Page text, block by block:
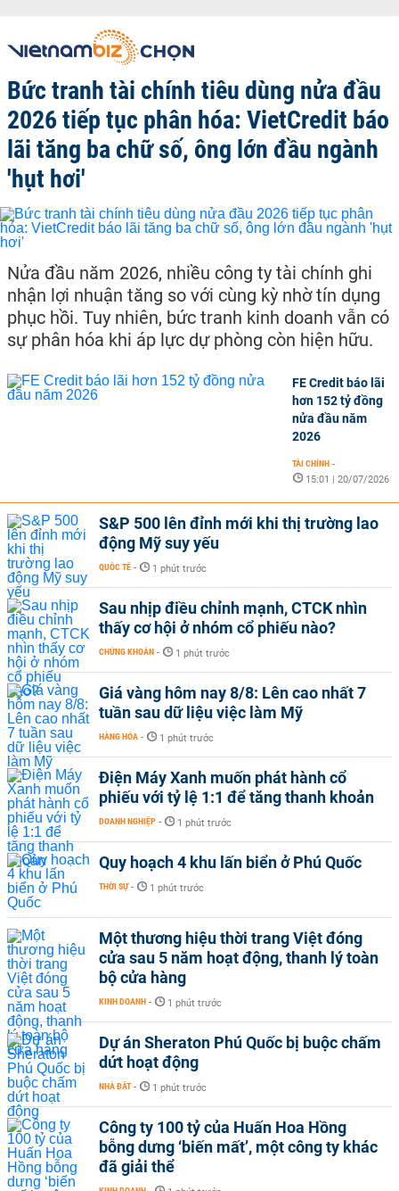
Bức tranh tài chính tiêu dùng nửa đầu
2026 tiếp tục phân hóa: VietCredit báo
lãi tăng ba chữ số, ông lớn đầu ngành
'hụt hơi'
Nửa đầu năm 2026, nhiều công ty tài chính ghi
nhận lợi nhuận tăng so với cùng kỳ nhờ tín dụng
phục hồi. Tuy nhiên, bức tranh kinh doanh vẫn có
sự phân hóa khi áp lực dự phòng còn hiện hữu.
FE Credit báo lãi
hơn 152 tỷ đồng
nửa đầu năm
2026
TÀI CHÍNH -
15:01 | 20/07/2026
S&P 500 lên đỉnh mới khi thị trường lao
động Mỹ suy yếu
QUỐC TẾ - 1 phút trước
Sau nhịp điều chỉnh mạnh, CTCK nhìn
thấy cơ hội ở nhóm cổ phiếu nào?
CHỨNG KHOÁN - 1 phút trước
Giá vàng hôm nay 8/8: Lên cao nhất 7
tuần sau dữ liệu việc làm Mỹ
HÀNG HÓA - 1 phút trước
Điện Máy Xanh muốn phát hành cổ
phiếu với tỷ lệ 1:1 để tăng thanh khoản
DOANH NGHIỆP - 1 phút trước
Quy hoạch 4 khu lấn biển ở Phú Quốc
THỜI SỰ - 1 phút trước
Một thương hiệu thời trang Việt đóng
cửa sau 5 năm hoạt động, thanh lý toàn
bộ cửa hàng
KINH DOANH - 1 phút trước
Dự án Sheraton Phú Quốc bị buộc chấm
dứt hoạt động
NHÀ ĐẤT - 1 phút trước
Công ty 100 tỷ của Huấn Hoa Hồng
bỗng dưng ‘biến mất’, một công ty khác
đã giải thể